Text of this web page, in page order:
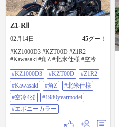
Z1-RⅡ
02月14日 45グー！
#KZ1000D3 #KZT00D #Z1R2
#Kawasaki #角Z #北米仕様 #空冷４
#KZ1000D3
#KZT00D
#Z1R2
#Kawasaki
#角Z
#北米仕様
#空冷4発
#1980yearmodel
#エボニーカラー